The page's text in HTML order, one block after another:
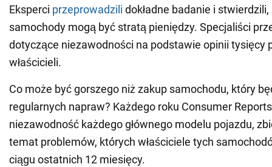
Eksperci przeprowadzili dokładne badanie i
samochody mogą być stratą pieniędzy. Specjaliści
dotyczące niezawodności na podstawie opinii tysięcy
właścicieli.
Co może być gorszego niż zakup samochodu, który
regularnych napraw? Każdego roku Consumer
niezawodność każdego głównego modelu pojazdu,
temat problemów, których właściciele tych
ciągu ostatnich 12 miesięcy.